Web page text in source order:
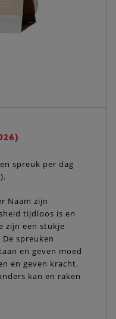
spreuk per dag
Naam zijn
tijdloos is en
zijn een stukje
spreuken
en geven moed
en geven kracht.
kan en raken